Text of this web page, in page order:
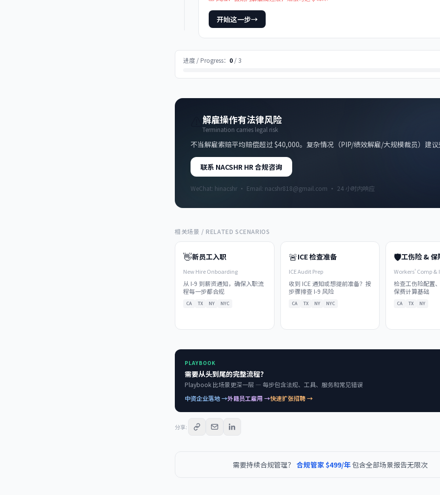
开始这一步→
进度 / Progress： 0 / 3
解雇操作有法律风险
Termination carries legal risk
不当解雇索赔平均赔偿超过 $40,000。复杂情况（PIP/绩效解雇/大规模裁员）建
联系 NACSHR HR 合规咨询
WeChat: hinacshr · Email: nacshr818@gmail.com · 24 小时内响应
相关场景 / RELATED SCENARIOS
👋新员工入职
New Hire Onboarding
从 I-9 到薪资通知，确保入职流
程每一步都合规
CA TX NY NYC
🚨ICE 检查准备
ICE Audit Prep
收到 ICE 通知或想提前准备？按
步骤排查 I-9 风险
CA TX NY NYC
🛡️工伤险 & 保
Workers' Comp &
检查工伤险配置
保费计算基础
CA TX NY
PLAYBOOK
需要从头到尾的完整流程？
Playbook 比场景更深一层 — 每步包含法规、工具、服务和常见错误
中资企业落地 →外籍员工雇用 →快速扩张招聘 →
分享:
需要持续合规管理？ 合规管家 $499/年包含全部场景报告无限次